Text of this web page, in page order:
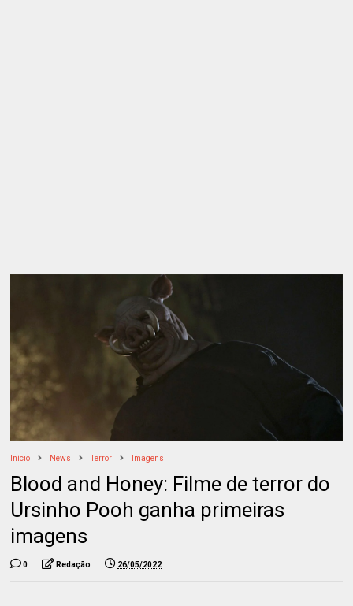
Início News Terror Imagens
Blood and Honey: Filme de terror do
Ursinho Pooh ganha primeiras
imagens
0 Redação 26/05/2022